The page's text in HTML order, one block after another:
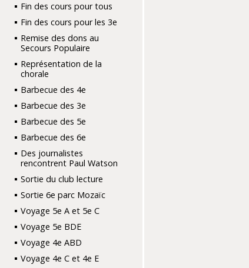
Fin des cours pour tous
Fin des cours pour les 3e
Remise des dons au
Secours Populaire
Représentation de la
chorale
Barbecue des 4e
Barbecue des 3e
Barbecue des 5e
Barbecue des 6e
Des journalistes
rencontrent Paul Watson
Sortie du club lecture
Sortie 6e parc Mozaïc
Voyage 5e A et 5e C
Voyage 5e BDE
Voyage 4e ABD
Voyage 4e C et 4e E